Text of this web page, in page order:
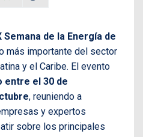
de la Energía de
más importante del sector
y el Caribe. El evento
entre el 30 de
, reuniendo a
y expertos
sobre los principales